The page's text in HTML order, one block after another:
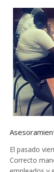
El pasado
Correcto